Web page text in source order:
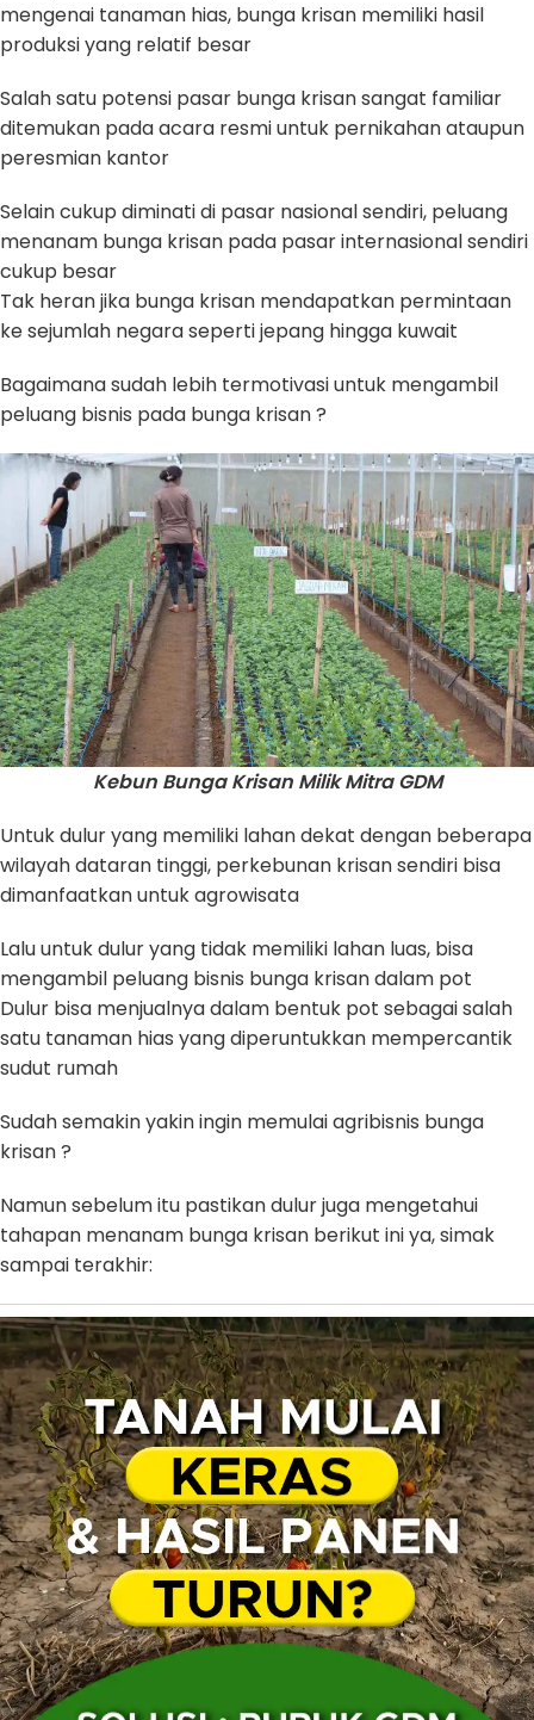
mengenai tanaman hias, bunga krisan memiliki hasil
produksi yang relatif besar
Salah satu potensi pasar bunga krisan sangat familiar
ditemukan pada acara resmi untuk pernikahan ataupun
peresmian kantor
Selain cukup diminati di pasar nasional sendiri, peluang
menanam bunga krisan pada pasar internasional sendiri
cukup besar
Tak heran jika bunga krisan mendapatkan permintaan
ke sejumlah negara seperti jepang hingga kuwait
Bagaimana sudah lebih termotivasi untuk mengambil
peluang bisnis pada bunga krisan ?
Kebun Bunga Krisan Milik Mitra GDM
Untuk dulur yang memiliki lahan dekat dengan beberapa
wilayah dataran tinggi, perkebunan krisan sendiri bisa
dimanfaatkan untuk agrowisata
Lalu untuk dulur yang tidak memiliki lahan luas, bisa
mengambil peluang bisnis bunga krisan dalam pot
Dulur bisa menjualnya dalam bentuk pot sebagai salah
satu tanaman hias yang diperuntukkan mempercantik
sudut rumah
Sudah semakin yakin ingin memulai agribisnis bunga
krisan ?
Namun sebelum itu pastikan dulur juga mengetahui
tahapan menanam bunga krisan berikut ini ya, simak
sampai terakhir: